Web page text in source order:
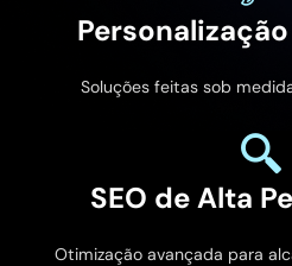
Soluções feitas sob
SEO de Alta
Otimização avançada para